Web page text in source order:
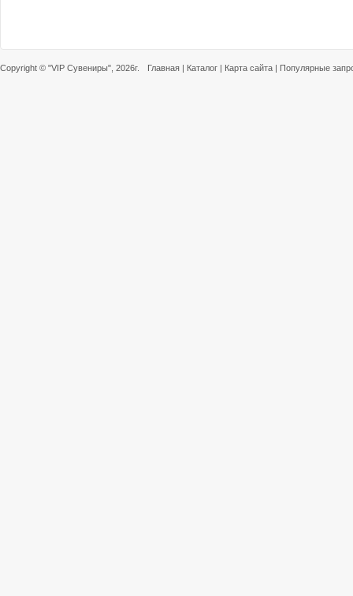
Copyright © "VIP Сувениры" , 2026г. Главная | Каталог | Карта сайта | Популярные